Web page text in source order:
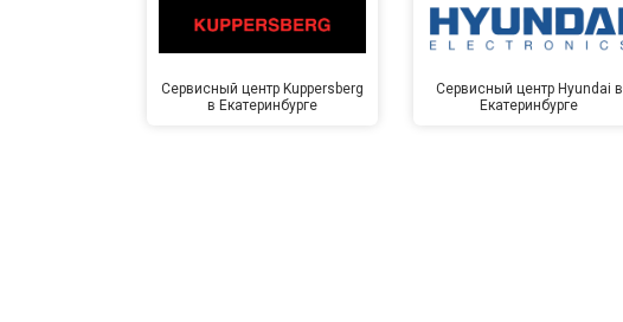
Сервисный центр Kuppersberg
в Екатеринбурге
Сервисный центр Hyundai в
Екатеринбурге